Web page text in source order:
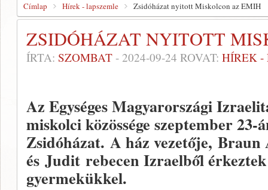
Címlap Hírek - lapszemle Zsidóházat nyitott Miskolcon az EMIH
ZSIDÓHÁZAT NYITOTT
ÍRTA: SZOMBAT - 2024-09-24 ROVAT: HÍREK -
Az Egységes Magyarországi
miskolci közössége szeptember
Zsidóházat. A ház vezetője,
és Judit rebecen Izraelből
gyermekükkel.